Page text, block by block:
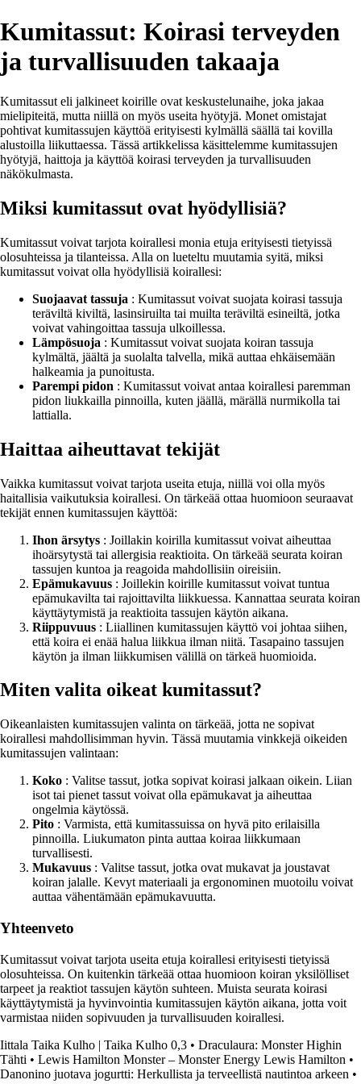
Kumitassut: Koirasi terveyden
ja turvallisuuden takaaja
Kumitassut eli jalkineet koirille ovat keskustelunaihe, joka jakaa
mielipiteitä, mutta niillä on myös useita hyötyjä. Monet omistajat
pohtivat kumitassujen käyttöä erityisesti kylmällä säällä tai kovilla
alustoilla liikuttaessa. Tässä artikkelissa käsittelemme kumitassujen
hyötyjä, haittoja ja käyttöä koirasi terveyden ja turvallisuuden
näkökulmasta.
Miksi kumitassut ovat hyödyllisiä?
Kumitassut voivat tarjota koirallesi monia etuja erityisesti tietyissä
olosuhteissa ja tilanteissa. Alla on lueteltu muutamia syitä, miksi
kumitassut voivat olla hyödyllisiä koirallesi:
Suojaavat tassuja : Kumitassut voivat suojata koirasi tassuja
teräviltä kiviltä, lasinsiruilta tai muilta teräviltä esineiltä, jotka
voivat vahingoittaa tassuja ulkoillessa.
Lämpösuoja : Kumitassut voivat suojata koiran tassuja
kylmältä, jäältä ja suolalta talvella, mikä auttaa ehkäisemään
halkeamia ja punoitusta.
Parempi pidon : Kumitassut voivat antaa koirallesi paremman
pidon liukkailla pinnoilla, kuten jäällä, märällä nurmikolla tai
lattialla.
Haittaa aiheuttavat tekijät
Vaikka kumitassut voivat tarjota useita etuja, niillä voi olla myös
haitallisia vaikutuksia koirallesi. On tärkeää ottaa huomioon seuraavat
tekijät ennen kumitassujen käyttöä:
Ihon ärsytys : Joillakin koirilla kumitassut voivat aiheuttaa
ihoärsytystä tai allergisia reaktioita. On tärkeää seurata koiran
tassujen kuntoa ja reagoida mahdollisiin oireisiin.
Epämukavuus : Joillekin koirille kumitassut voivat tuntua
epämukavilta tai rajoittavilta liikkuessa. Kannattaa seurata koiran
käyttäytymistä ja reaktioita tassujen käytön aikana.
Riippuvuus : Liiallinen kumitassujen käyttö voi johtaa siihen,
että koira ei enää halua liikkua ilman niitä. Tasapaino tassujen
käytön ja ilman liikkumisen välillä on tärkeä huomioida.
Miten valita oikeat kumitassut?
Oikeanlaisten kumitassujen valinta on tärkeää, jotta ne sopivat
koirallesi mahdollisimman hyvin. Tässä muutamia vinkkejä oikeiden
kumitassujen valintaan:
Koko : Valitse tassut, jotka sopivat koirasi jalkaan oikein. Liian
isot tai pienet tassut voivat olla epämukavat ja aiheuttaa
ongelmia käytössä.
Pito : Varmista, että kumitassuissa on hyvä pito erilaisilla
pinnoilla. Liukumaton pinta auttaa koiraa liikkumaan
turvallisesti.
Mukavuus : Valitse tassut, jotka ovat mukavat ja joustavat
koiran jalalle. Kevyt materiaali ja ergonominen muotoilu voivat
auttaa vähentämään epämukavuutta.
Yhteenveto
Kumitassut voivat tarjota useita etuja koirallesi erityisesti tietyissä
olosuhteissa. On kuitenkin tärkeää ottaa huomioon koiran yksilölliset
tarpeet ja reaktiot tassujen käytön suhteen. Muista seurata koirasi
käyttäytymistä ja hyvinvointia kumitassujen käytön aikana, jotta voit
varmistaa niiden sopivuuden ja turvallisuuden koirallesi.
Iittala Taika Kulho | Taika Kulho 0,3 • Draculaura: Monster Highin
Tähti • Lewis Hamilton Monster – Monster Energy Lewis Hamilton •
Danonino juotava jogurtti: Herkullista ja terveellistä nautintoa arkeen •